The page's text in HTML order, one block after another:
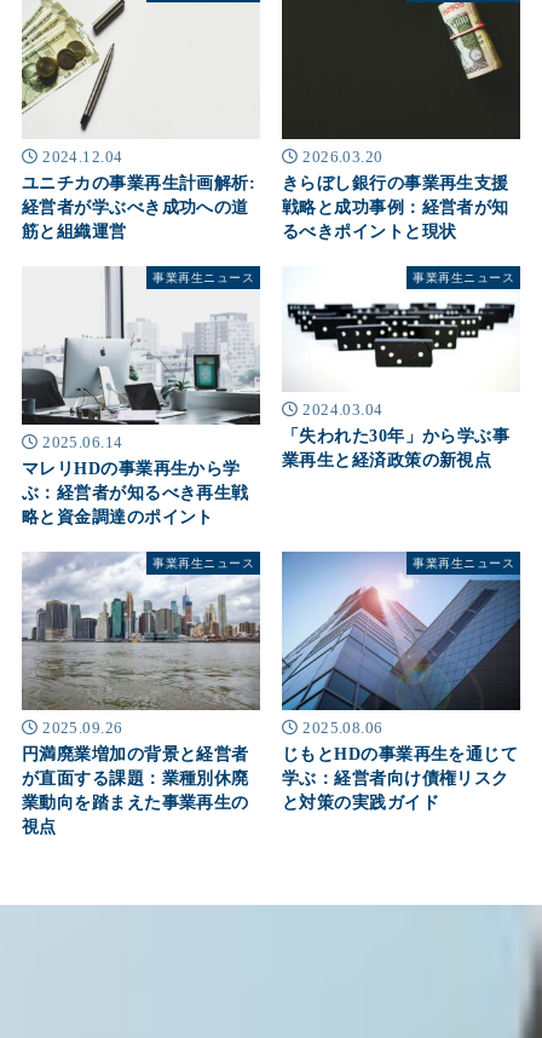
2024.12.04
ユニチカの事業再生計画解析:
経営者が学ぶべき成功への道
筋と組織運営
2026.03.20
きらぼし銀行の事業再生支援
戦略と成功事例：経営者が知
るべきポイントと現状
事業再生ニュース
2025.06.14
マレリHDの事業再生から学
ぶ：経営者が知るべき再生戦
略と資金調達のポイント
事業再生ニュース
2024.03.04
「失われた30年」から学ぶ事
業再生と経済政策の新視点
事業再生ニュース
2025.09.26
円満廃業増加の背景と経営者
が直面する課題：業種別休廃
業動向を踏まえた事業再生の
視点
事業再生ニュース
2025.08.06
じもとHDの事業再生を通じて
学ぶ：経営者向け債権リスク
と対策の実践ガイド